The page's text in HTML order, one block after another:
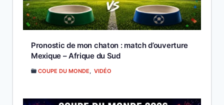
Pronostic de mon chaton : match d’ouverture
Mexique – Afrique du Sud
COUPE DU MONDE, VIDÉO